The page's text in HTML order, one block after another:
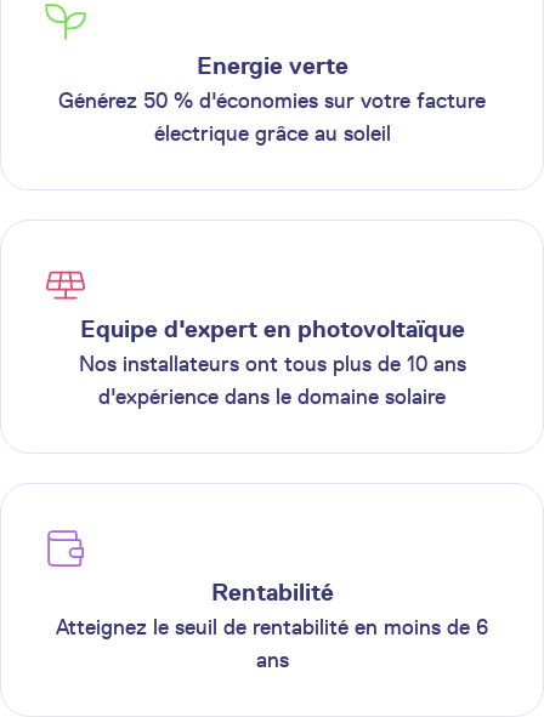
Energie verte
Générez 50 % d'économies sur votre facture
électrique grâce au soleil
Equipe d'expert en photovoltaïque
Nos installateurs ont tous plus de 10 ans
d'expérience dans le domaine solaire
Rentabilité
Atteignez le seuil de rentabilité en moins de 6
ans